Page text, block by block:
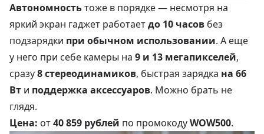
Автономностьтоже в порядке — несмотря на
яркий экран гаджет работаетдо 10 часов без
подзарядки при обычном использовании. А еще
у него при себе камеры на 9 и 13 мегапикселей,
сразу8 стереодинамиков, быстрая зарядка на 66
Вт и поддержка аксессуаров. Можно брать не
глядя.
Цена: от40 859 рублей по промокодуWOW500.